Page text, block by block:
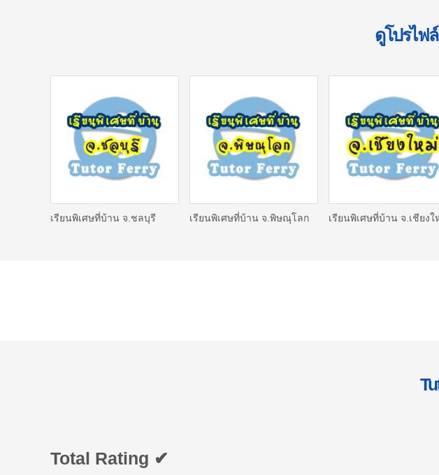
ดูโปรไฟ
เรียนพิเศษที่บ้าน จ.ชลบุรี เรียนพิเศษที่บ้าน จ.พิษณุโลก เรียนพิเศษที่บ้าน จ.เชียงใ
Total Rating ✔